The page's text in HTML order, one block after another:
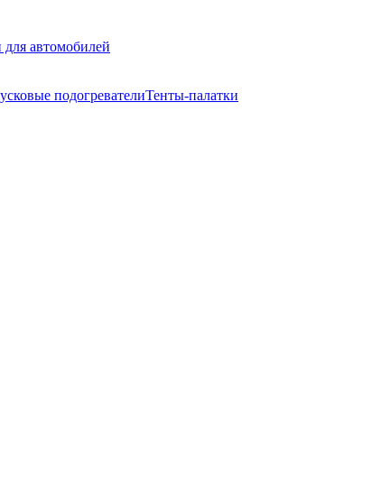
для автомобилей
подогревателиТенты-палатки